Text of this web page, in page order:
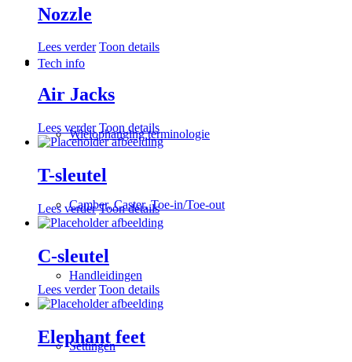
Tech info
Wielophanging terminologie
Camber, Caster, Toe-in/Toe-out
Handleidingen
Settingen
Nozzle
Lees verder Toon details
Air Jacks
Lees verder Toon details
T-sleutel
Lees verder Toon details
C-sleutel
Lees verder Toon details
Elephant feet